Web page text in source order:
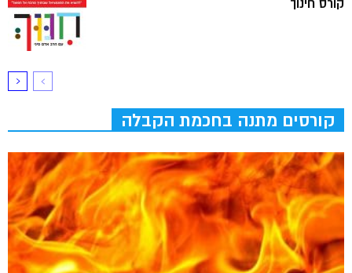
קורס חינוך
קורסים מתנה בחכמת הקבלה